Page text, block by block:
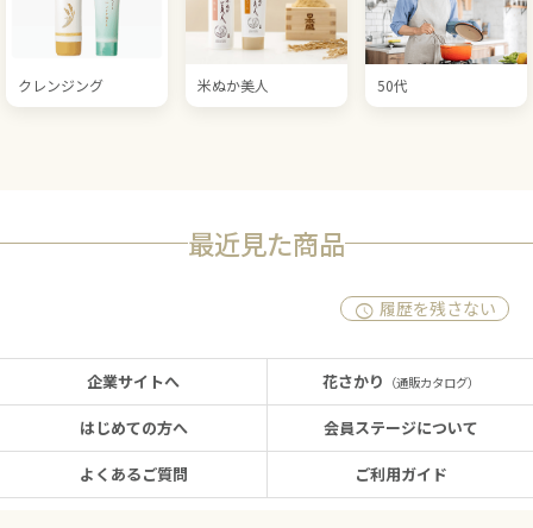
クレンジング 米ぬか美人 50代
最近見た商品
履歴を残さない
企業サイトへ
はじめての方へ
よくあるご質問
花さかり （通販カタログ）
会員ステージについて
ご利用ガイド